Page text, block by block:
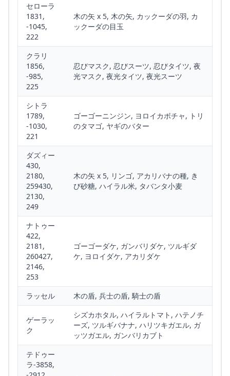
セローラ
1831,
-1045,
222
木の矢 x 5, 木の矢, カックーダの羽, カ
ックーダの目玉
クラリ
1856,
-985,
225
忍びマスク, 忍びスーツ, 忍びタイツ, 夜
光マスク, 夜光タイツ, 夜光スーツ
シトラ
1789,
-1030,
221
ゴーゴーニンジン, ヨロイカボチャ, トリ
のタマゴ, ヤギのバター
ダズィー
430,
2180,
259430,
2130,
249
木の矢 x 5, リンゴ, アカリバナの種, き
び砂糖, ハイラル米, タバンタ小麦
ナトゥー
422,
2181,
260427,
2146,
253
ゴーゴーダケ, ガンバリダケ, ツルギダ
ケ, ヨロイダケ, アカリダケ
ラッセル 木の盾, 兵士の盾, 騎士の盾
ゲーラッ
ク
シズカホタル, ハイラルトマト, ハテノチ
ーズ, ツルギバナナ, ハリツキガエル, ガ
ッツガエル, ガンバリカブト
テドゥー
ラ-3858,